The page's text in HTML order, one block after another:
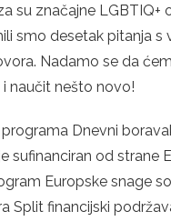
su značajne LGBTIQ+
smo desetak pitanja s
Nadamo se da
naučit nešto novo!
Dnevni
sufinanciran od strane
Europske snage
Split financijski